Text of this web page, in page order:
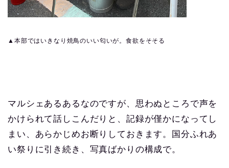
▲本部ではいきなり焼鳥のいい匂いが。食欲をそそる
マルシェあるあるなのですが、思わぬところで声を
かけられて話しこんだりと、記録が僅かになってし
まい、あらかじめお断りしておきます。国分ふれあ
い祭りに引き続き、写真ばかりの構成で。